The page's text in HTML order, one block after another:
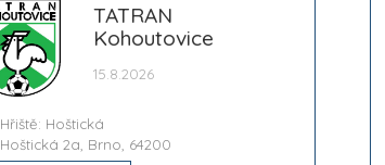
TATRAN
Kohoutovice
15.8.2026
Hřiště: Hoštická
Hoštická 2a, Brno, 64200